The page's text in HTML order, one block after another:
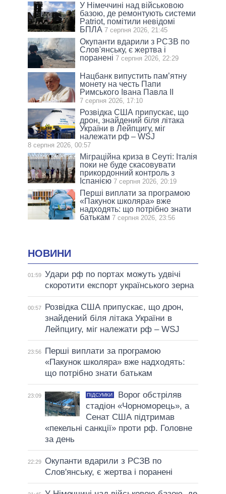
У Німеччині над військовою
базою, де ремонтують системи
Patriot, помітили невідомі
БПЛА 7 серпня 2026, 21:45
Окупанти вдарили з РСЗВ по
Слов'янську, є жертва і
поранені 7 серпня 2026, 22:29
Нацбанк випустить пам’ятну
монету на честь Папи
Римського Івана Павла II
7 серпня 2026, 17:10
Розвідка США припускає, що
дрон, знайдений біля літака
України в Лейпцигу, міг
належати рф – WSJ
8 серпня 2026, 00:57
Міграційна криза в Сеуті: Італія
поки не буде скасовувати
прикордонний контроль з
Іспанією 7 серпня 2026, 20:19
Перші виплати за програмою
«Пакунок школяра» вже
надходять: що потрібно знати
батькам 7 серпня 2026, 23:56
НОВИНИ
01:59 Удари рф по портах можуть удвічі
скоротити експорт українського зерна
00:57
Розвідка США припускає, що дрон,
знайдений біля літака України в
Лейпцигу, міг належати рф – WSJ
23:56
Перші виплати за програмою
«Пакунок школяра» вже надходять:
що потрібно знати батькам
23:09 ПІДСУМКИ
Ворог обстріляв
стадіон «Чорноморець», а
Сенат США підтримав
«пекельні санкції» проти рф. Головне
за день
22:29 Окупанти вдарили з РСЗВ по
Слов'янську, є жертва і поранені